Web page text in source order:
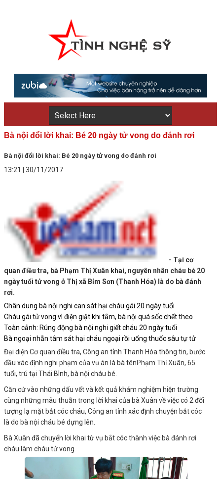
Bà nội đổi lời khai: Bé 20 ngày tử vong do đánh rơi
Bà nội đổi lời khai: Bé 20 ngày tử vong do đánh rơi
13:21 | 30/11/2017
- Tại cơ
quan điều tra, bà Phạm Thị Xuân khai, nguyên nhân cháu bé 20
ngày tuổi tử vong ở Thị xã Bỉm Sơn (Thanh Hóa) là do bà đánh
rơi.
Chân dung bà nội nghi can sát hại cháu gái 20 ngày tuổi
Cháu gái tử vong vì điện giật khi tắm, bà nội quá sốc chết theo
Toàn cảnh: Rúng động bà nội nghi giết cháu 20 ngày tuổi
Bà ngoại nhẫn tâm sát hại cháu ngoại rồi uống thuốc sâu tự tử
Đại diện Cơ quan điều tra, Công an tỉnh Thanh Hóa thông tin, bước
đầu xác định nghi phạm của vụ án là bà tênPhạm Thị Xuân, 65
tuổi, trú tại Thái Bình, bà nội cháu bé.
Căn cứ vào những dấu vết và kết quả khám nghiệm hiện trường
cùng những mâu thuẫn trong lời khai của bà Xuân về việc có 2 đối
tượng lạ mặt bắt cóc cháu, Công an tỉnh xác định chuyện bắt cóc
là do bà nội cháu bé dựng lên.
Bà Xuân đã chuyển lời khai từ vụ bắt cóc thành việc bà đánh rơi
cháu làm cháu tử vong.